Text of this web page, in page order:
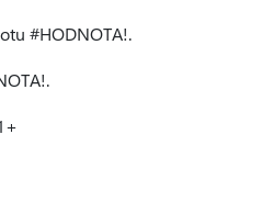
#HODNOTA!.